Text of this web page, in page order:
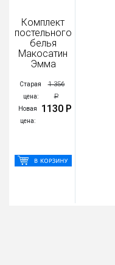
Комплект
постельного
белья
Макосатин
Эмма
Старая
цена:
1 356
Р
Новая
цена:
1130 Р